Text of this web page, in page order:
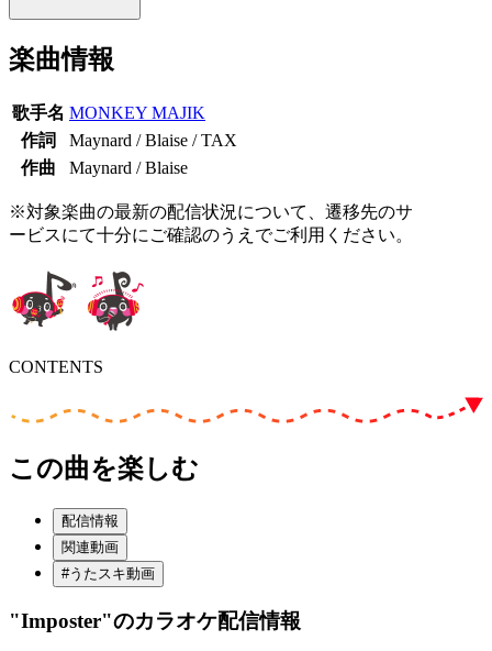
楽曲情報
歌手名 MONKEY MAJIK
作詞
Maynard / Blaise / TAX
作曲
Maynard / Blaise
※対象楽曲の最新の配信状況について、遷移先のサ
ービスにて十分にご確認のうえでご利用ください。
CONTENTS
この曲を楽しむ
配信情報
関連動画
#うたスキ動画
"Imposter"のカラオケ配信情報